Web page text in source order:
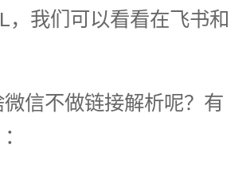
，我们可以看看在飞书和
信不做链接解析呢？有